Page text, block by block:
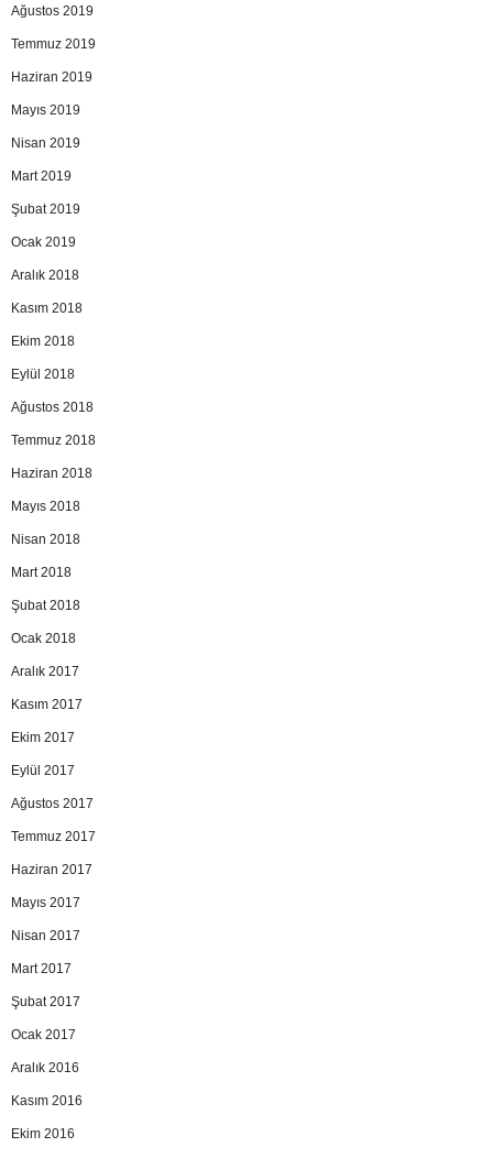
Ağustos 2019
Temmuz 2019
Haziran 2019
Mayıs 2019
Nisan 2019
Mart 2019
Şubat 2019
Ocak 2019
Aralık 2018
Kasım 2018
Ekim 2018
Eylül 2018
Ağustos 2018
Temmuz 2018
Haziran 2018
Mayıs 2018
Nisan 2018
Mart 2018
Şubat 2018
Ocak 2018
Aralık 2017
Kasım 2017
Ekim 2017
Eylül 2017
Ağustos 2017
Temmuz 2017
Haziran 2017
Mayıs 2017
Nisan 2017
Mart 2017
Şubat 2017
Ocak 2017
Aralık 2016
Kasım 2016
Ekim 2016